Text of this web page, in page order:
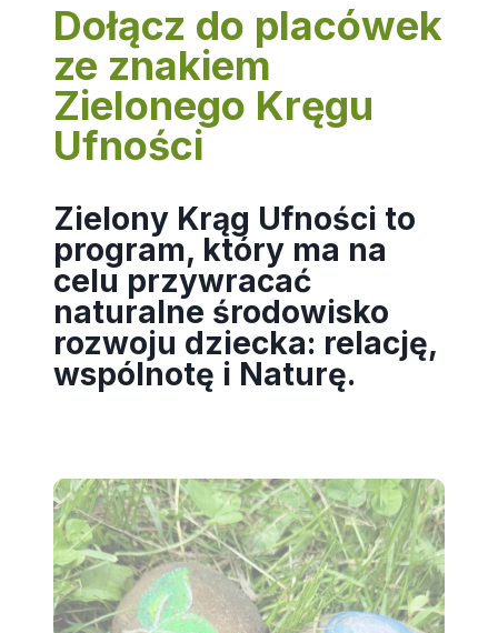
Dołącz do placówek
ze znakiem
Zielonego Kręgu
Ufności
Zielony Krąg Ufności to
program, który ma na
celu przywracać
naturalne środowisko
rozwoju dziecka: relację,
wspólnotę i Naturę.